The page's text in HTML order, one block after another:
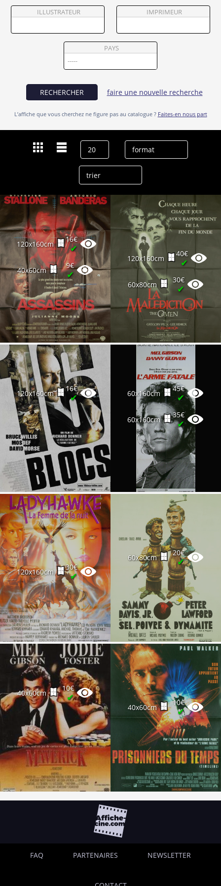
Vendre
ILLUSTRATEUR IMPRIMEUR
PAYS
RECHERCHER faire une nouvelle recherche
L’affiche que vous cherchez ne figure pas au catalogue ? Faites-en nous part
120x160cm
16€
✔
40x60cm
9€
✔
120x160cm
40€
✔
60x80cm
30€
✔
120x160cm
16€
✔ 60x160cm
45€
✔
60x160cm
35€
✔
120x160cm
30€
✔
60x80cm
20€
✔
40x60cm
10€
✔
40x60cm
10€
✔
FAQ PARTENAIRES NEWSLETTER